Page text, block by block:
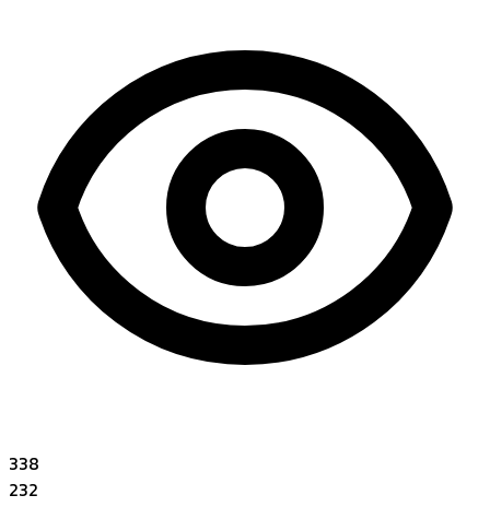
338
232